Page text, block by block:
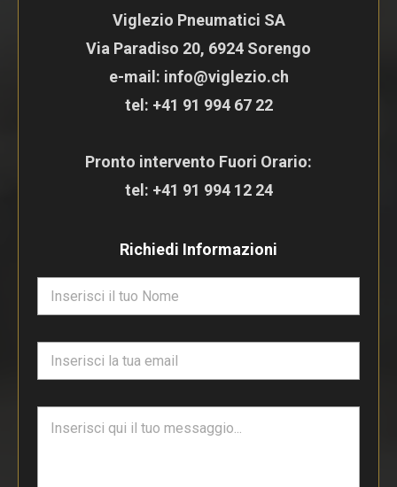
Viglezio Pneumatici SA
Via Paradiso 20, 6924 Sorengo
e-mail: info@viglezio.ch
tel: +41 91 994 67 22
Pronto intervento Fuori Orario:
tel: +41 91 994 12 24
Richiedi Informazioni
m
a